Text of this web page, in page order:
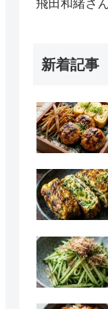
飛田和緒さ
新着記事